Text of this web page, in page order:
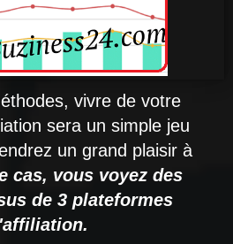
vivre de votre
sera un simple jeu
un grand plaisir à
cas, vous voyez des
de 3 plateformes